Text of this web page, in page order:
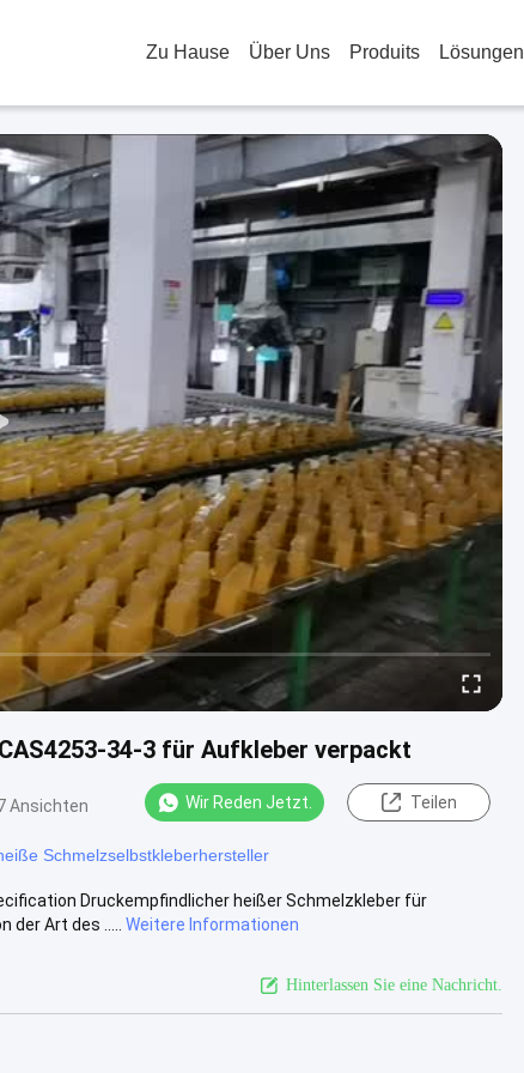
Zu Hause Über Uns Produits Lösungen
34-3 für Aufkleber verpackt
Ansichten Wir Reden Jetzt. Teilen
Schmelzselbstkleberhersteller
Druckempfindlicher heißer Schmelzkleber für
Art des .....
Weitere Informationen
Hinterlassen Sie eine Nachricht.